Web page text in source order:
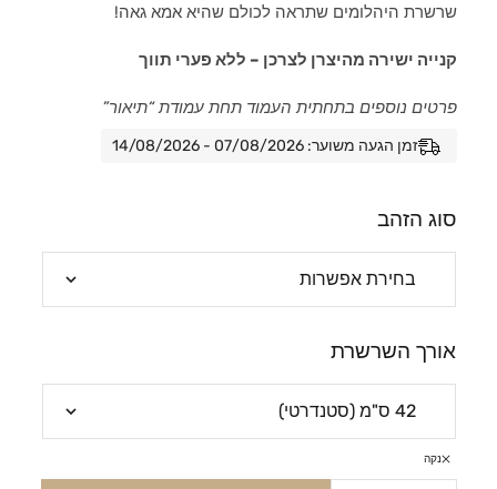
שרשרת היהלומים שתראה לכולם שהיא אמא גאה!
קנייה ישירה מהיצרן לצרכן – ללא פערי תווך
פרטים נוספים בתחתית העמוד תחת עמודת “תיאור”
זמן הגעה משוער: 07/08/2026 - 14/08/2026
סוג הזהב
אורך השרשרת
נקה